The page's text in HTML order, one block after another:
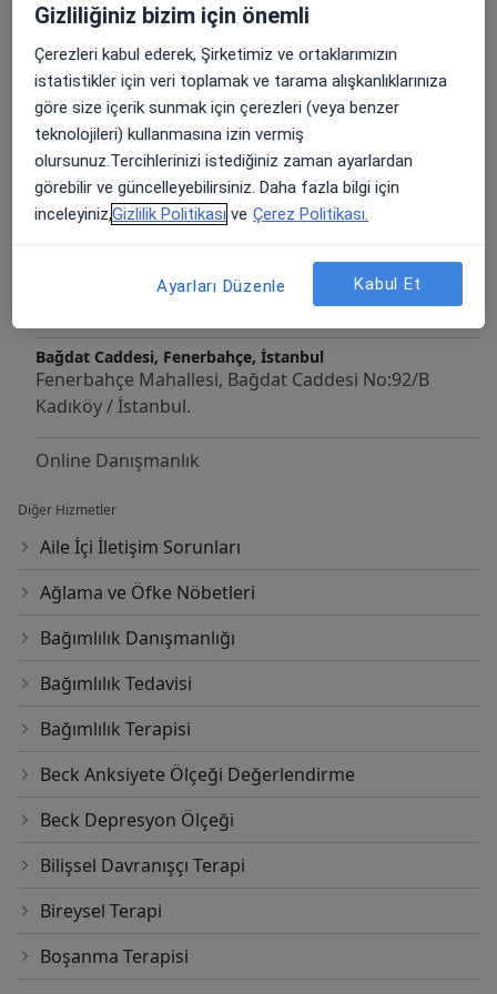
Online Terapi
Bağdat Caddesi, Fenerbahçe, İstanbul
Fenerbahçe Mahallesi, Bağdat Caddesi No:92/B
Kadıköy / İstanbul.
Online Danışmanlık
Psikoloji Randevusu
Bağdat Caddesi, Fenerbahçe, İstanbul
Fenerbahçe Mahallesi, Bağdat Caddesi No:92/B
Bağdat Caddesi, Fenerbahçe, İstanbul
Fenerbahçe Mahallesi, Bağdat Caddesi No:92/B
Kadıköy / İstanbul.
Online Danışmanlık
Diğer Hizmetler
Aile İçi İletişim Sorunları
Ağlama ve Öfke Nöbetleri
Bağımlılık Danışmanlığı
Bağımlılık Tedavisi
Bağımlılık Terapisi
Beck Anksiyete Ölçeği Değerlendirme
Beck Depresyon Ölçeği
Bilişsel Davranışçı Terapi
Bireysel Terapi
Boşanma Terapisi
Gizliliğiniz bizim için önemli
Çerezleri kabul ederek, Şirketimiz ve ortaklarımızın
istatistikler için veri toplamak ve tarama alışkanlıklarınıza
göre size içerik sunmak için çerezleri (veya benzer
teknolojileri) kullanmasına izin vermiş
olursunuz.Tercihlerinizi istediğiniz zaman ayarlardan
görebilir ve güncelleyebilirsiniz. Daha fazla bilgi için
inceleyiniz,Gizlilik Politikası ve Çerez Politikası.
Ayarları Düzenle Kabul Et